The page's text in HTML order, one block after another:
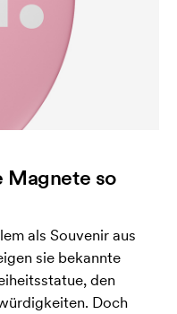
Magnete so
als Souvenir aus
sie bekannte
den
Doch